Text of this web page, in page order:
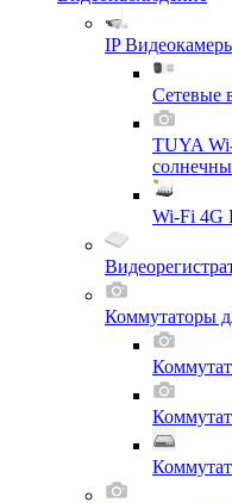
IP
Сетевые
TUYA
Wi-Fi 4G
Коммутаторы